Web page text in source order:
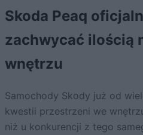
Skoda Peaq
zachwycać ilością
wnętrzu
Samochody Skody już od
kwestii przestrzeni we
niż u konkurencji z tego